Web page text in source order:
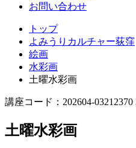
お問い合わせ
トップ
よみうりカルチャー荻窪
絵画
水彩画
土曜水彩画
講座コード：202604-
土曜水彩画